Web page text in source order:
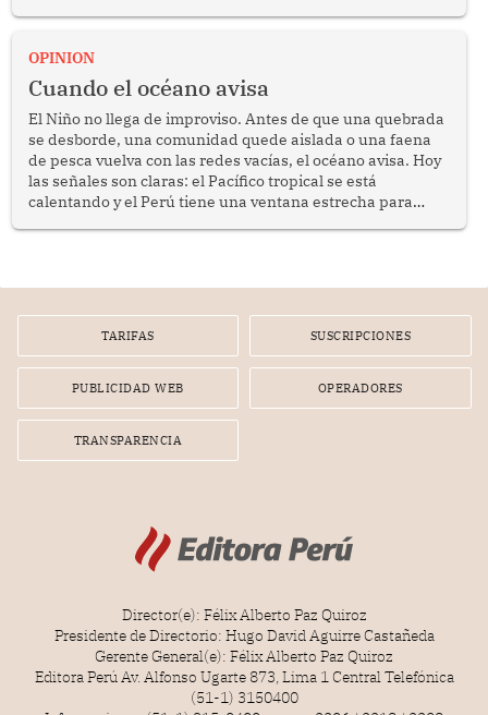
OPINION
Cuando el océano avisa
El Niño no llega de improviso. Antes de que una quebrada
se desborde, una comunidad quede aislada o una faena
de pesca vuelva con las redes vacías, el océano avisa. Hoy
las señales son claras: el Pacífico tropical se está
calentando y el Perú tiene una ventana estrecha para
TARIFAS SUSCRIPCIONES
PUBLICIDAD WEB OPERADORES
TRANSPARENCIA
Director(e): Félix Alberto Paz Quiroz
Presidente de Directorio: Hugo David Aguirre Castañeda
Gerente General(e): Félix Alberto Paz Quiroz
Editora Perú Av. Alfonso Ugarte 873, Lima 1 Central Telefónica
(51-1) 3150400